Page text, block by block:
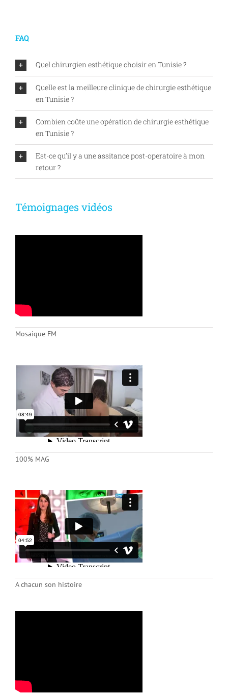
FAQ
Quel chirurgien esthétique choisir en Tunisie ?
Quelle est la meilleure clinique de chirurgie esthétique
en Tunisie ?
Combien coûte une opération de chirurgie esthétique
en Tunisie ?
Est-ce qu’il y a une assitance post-operatoire à mon
retour ?
Témoignages vidéos
Mosaique FM
100% MAG
A chacun son histoire